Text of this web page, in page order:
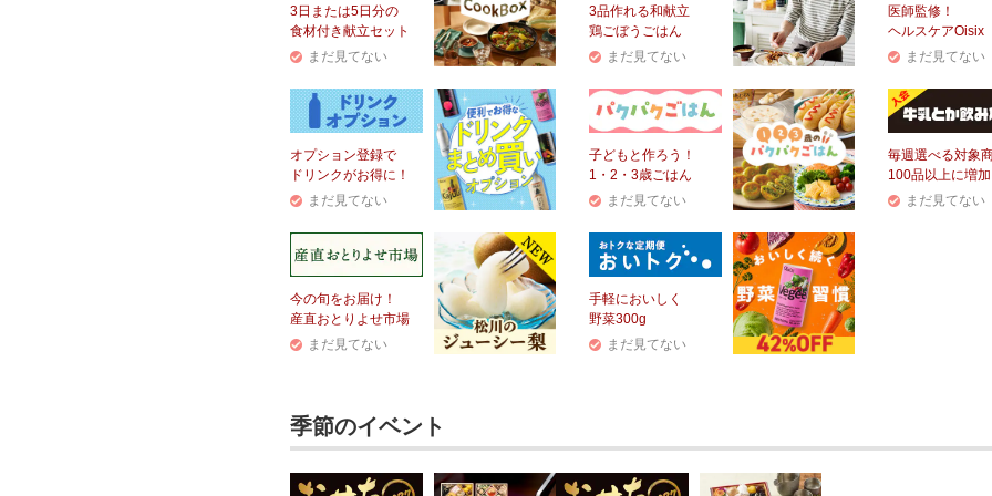
3日または5日分の
食材付き献立セット
まだ見てない
3品作れる和献立
鶏ごぼうごはん
まだ見てない
医師監修！
ヘルスケアOisix
まだ見てない
オプション登録で
ドリンクがお得に！
まだ見てない
子どもと作ろう！
1・2・3歳ごはん
まだ見てない
毎週選べる対象
100品以上に増加
まだ見てない
今の旬をお届け！
産直おとりよせ市場
まだ見てない
手軽においしく
野菜300g
まだ見てない
季節のイベント